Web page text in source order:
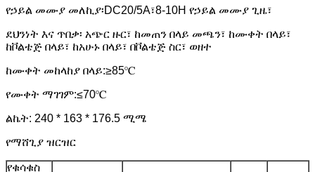
የኃይል መሙያ መለኪያ፡DC20/5A፣8-10H የኃይል መሙያ ጊዜ፣
ደህንነት እና ጥበቃ፡ አጭር ዙር፣ ከመጠን በላይ መጫን፣ ከሙቀት በላይ፣
ከቮልቴጅ በላይ፣ ከአሁኑ በላይ፣ በቮልቴጅ ስር፣ ወዘተ
ከሙቀት መከላከያ በላይ:≥85℃
የሙቀት ማገገም:≤70℃
ልኬት: 240 * 163 * 176.5 ሚሜ
የማሸጊያ ዝርዝር
የቁሳቁስ